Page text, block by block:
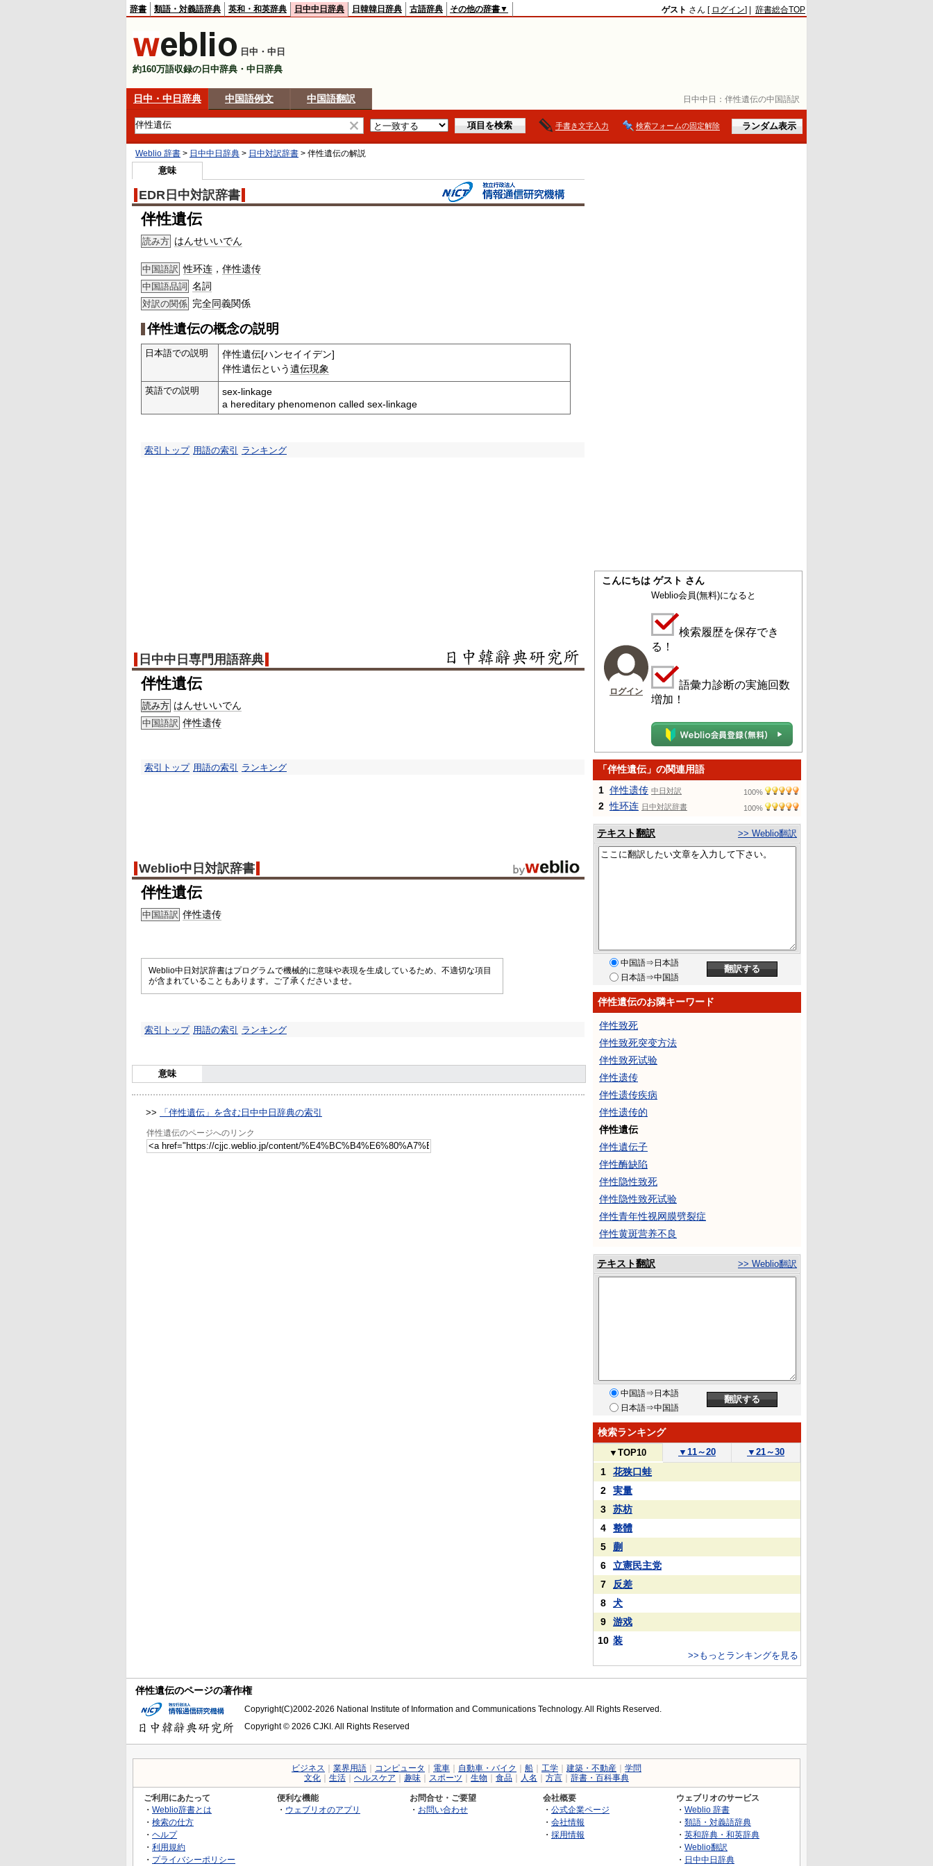
日中中日： 伴性遺伝の中国語訳
辞書 類語・対義語辞典 英和・和英辞典 日中中日辞典 日韓韓日辞典 古語辞典 その他の辞書▼ ゲスト さん [ ログイン] | 辞書総合TOP
日中・中日
約160万語収録の日中辞典・中日辞典
日中・中日辞典 中国語例文 中国語翻訳
手書き文字入力 検索フォームの固定解除
Weblio 辞書 > 日中中日辞典 > 日中対訳辞書 > 伴性遺伝の解説
意味
EDR日中対訳辞書
伴性遺伝
読み方 はんせいいでん
中国語訳 性环连 ， 伴性遗传
中国語品詞 名詞
対訳の関係 完全同義関係
伴性遺伝の概念の説明
日本語での説明
伴性遺伝[ハンセイイデン]
伴性遺伝という遺伝現象
英語での説明
sex-linkage
a hereditary phenomenon called sex-linkage
索引トップ 用語の索引 ランキング
日中中日専門用語辞典
伴性遺伝
読み方 はんせいいでん
中国語訳 伴性遗传
索引トップ 用語の索引 ランキング
Weblio中日対訳辞書
伴性遺伝
中国語訳 伴性遗传
Weblio中日対訳辞書はプログラムで機械的に意味や表現を生成しているため、不適切な項目
が含まれていることもあります。ご了承くださいませ。
索引トップ 用語の索引 ランキング
意味
>> 「伴性遺伝」を含む日中中日辞典の索引
伴性遺伝のページへのリンク
こんにちは ゲスト さん
ログイン
Weblio会員(無料)になると
検索履歴を保存でき
る！
語彙力診断の実施回数
増加！
「伴性遺伝」の関連用語
1 伴性遗传 中日対訳 100%
2 性环连 日中対訳辞書 100%
テキスト翻訳 >> Weblio翻訳
中国語⇒日本語
日本語⇒中国語
伴性遺伝のお隣キーワード
伴性致死
伴性致死突变方法
伴性致死试验
伴性遗传
伴性遗传疾病
伴性遗传的
伴性遺伝
伴性遺伝子
伴性酶缺陷
伴性隐性致死
伴性隐性致死试验
伴性青年性视网膜劈裂症
伴性黄斑营养不良
テキスト翻訳 >> Weblio翻訳
中国語⇒日本語
日本語⇒中国語
検索ランキング
▼ TOP10 ▼ 11～20 ▼ 21～30
1
花狭口蛙
2
実量
3
苏枋
4
整體
5
蒯
6
立憲民主党
7
反差
8
犬
9
游戏
10 装
>>もっとランキングを見る
伴性遺伝のページの著作権
Copyright(C)2002-2026 National Institute of Information and Communications Technology. All Rights Reserved.
Copyright © 2026 CJKI. All Rights Reserved
ビジネス 業界用語 コンピュータ 電車 自動車・バイク 船 工学 建築・不動産
学問
文化
生活 ヘルスケア 趣味 スポーツ 生物 食品 人名 方言 辞書・百科事典
ご利用にあたって
・ Weblio辞書とは
・ 検索の仕方
・ ヘルプ
・ 利用規約
・ プライバシーポリシー
便利な機能
・ ウェブリオのアプリ
お問合せ・ご要望
・ お問い合わせ
会社概要
・ 公式企業ページ
・ 会社情報
・ 採用情報
ウェブリオのサービス
・ Weblio 辞書
・ 類語・対義語辞典
・ 英和辞典・和英辞典
・ Weblio翻訳
・ 日中中日辞典